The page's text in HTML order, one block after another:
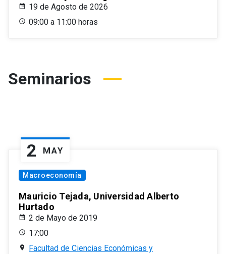
19 de Agosto de 2026
09:00 a 11:00 horas
Seminarios
2 MAY
Macroeconomía
Mauricio Tejada, Universidad Alberto
Hurtado
2 de Mayo de 2019
17:00
Facultad de Ciencias Económicas y